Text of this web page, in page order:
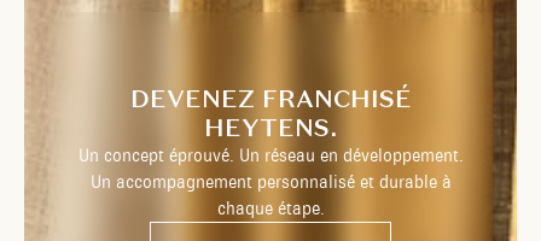
DEVENEZ FRANCHISÉ
HEYTENS.
Un concept éprouvé. Un réseau en développement.
Un accompagnement personnalisé et durable à
chaque étape.